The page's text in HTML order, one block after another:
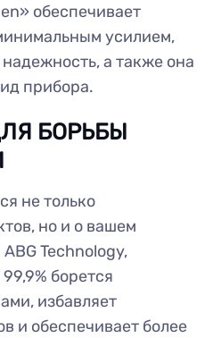
обеспечивает
усилием,
а также она
прибора.
БОРЬБЫ
не только
но и о вашем
Technology,
борется
избавляет
и обеспечивает более